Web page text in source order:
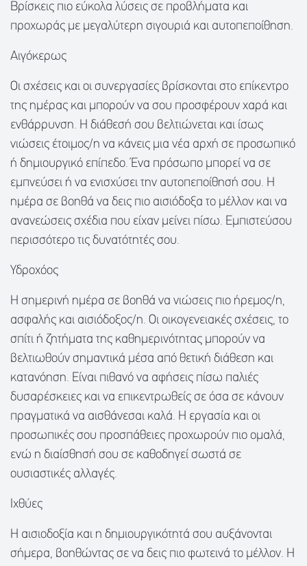
Βρίσκεις πιο εύκολα λύσεις σε προβλήματα και
προχωράς με μεγαλύτερη σιγουριά και αυτοπεποίθηση.
Αιγόκερως
Οι σχέσεις και οι συνεργασίες βρίσκονται στο επίκεντρο
της ημέρας και μπορούν να σου προσφέρουν χαρά και
ενθάρρυνση. Η διάθεσή σου βελτιώνεται και ίσως
νιώσεις έτοιμος/η να κάνεις μια νέα αρχή σε προσωπικό
ή δημιουργικό επίπεδο. Ένα πρόσωπο μπορεί να σε
εμπνεύσει ή να ενισχύσει την αυτοπεποίθησή σου. Η
ημέρα σε βοηθά να δεις πιο αισιόδοξα το μέλλον και να
ανανεώσεις σχέδια που είχαν μείνει πίσω. Εμπιστεύσου
περισσότερο τις δυνατότητές σου.
Υδροχόος
Η σημερινή ημέρα σε βοηθά να νιώσεις πιο ήρεμος/η,
ασφαλής και αισιόδοξος/η. Οι οικογενειακές σχέσεις, το
σπίτι ή ζητήματα της καθημερινότητας μπορούν να
βελτιωθούν σημαντικά μέσα από θετική διάθεση και
κατανόηση. Είναι πιθανό να αφήσεις πίσω παλιές
δυσαρέσκειες και να επικεντρωθείς σε όσα σε κάνουν
πραγματικά να αισθάνεσαι καλά. Η εργασία και οι
προσωπικές σου προσπάθειες προχωρούν πιο ομαλά,
ενώ η διαίσθησή σου σε καθοδηγεί σωστά σε
ουσιαστικές αλλαγές.
Ιχθύες
Η αισιοδοξία και η δημιουργικότητά σου αυξάνονται
σήμερα, βοηθώντας σε να δεις πιο φωτεινά το μέλλον. Η